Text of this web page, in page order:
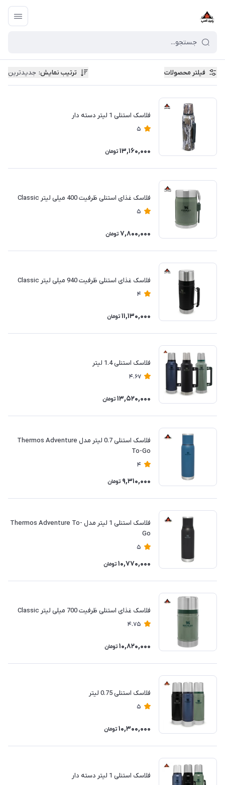
فیلتر محصولات ترتیب نمایش: جدیدترین
فلاسک استنلی 1 لیتر دسته دار
5
13,160,000 تومان
فلاسک غذای استنلی ظرفیت 400 میلی لیتر Classic
5
7,800,000 تومان
فلاسک غذای استنلی ظرفیت 940 میلی لیتر Classic
4
11,130,000 تومان
فلاسک استنلی 1.4 لیتر
4.67
13,520,000 تومان
فلاسک استنلی 0.7 لیتر مدل Thermos Adventure
To-Go
4
9,310,000 تومان
فلاسک استنلی 1 لیتر مدل Thermos Adventure To-
Go
5
10,770,000 تومان
فلاسک غذای استنلی ظرفیت 700 میلی لیتر Classic
4.75
10,820,000 تومان
فلاسک استنلی 0.75 لیتر
5
10,300,000 تومان
فلاسک استنلی 1 لیتر دسته دار